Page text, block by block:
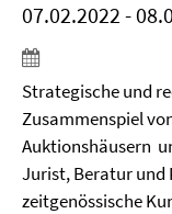
07.02.2022 -
Strategische und
Zusammenspiel
Auktionshäusern
Jurist, Beratur und
zeitgenössische